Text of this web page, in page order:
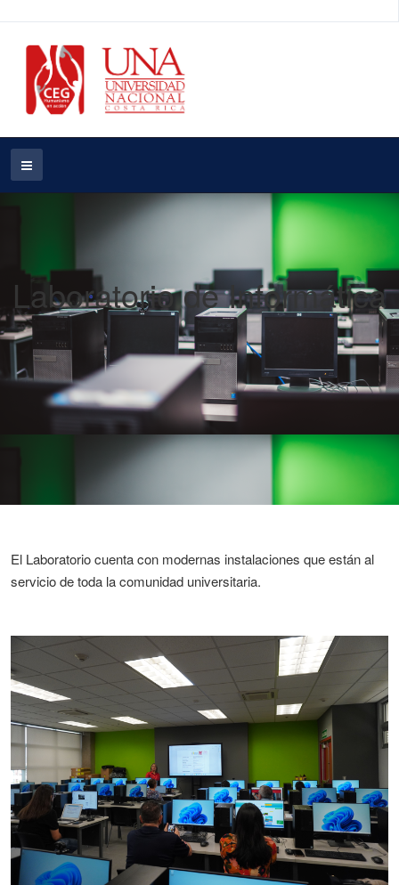
Laboratorio de Informática
El Laboratorio cuenta con modernas instalaciones que están al
servicio de toda la comunidad universitaria.